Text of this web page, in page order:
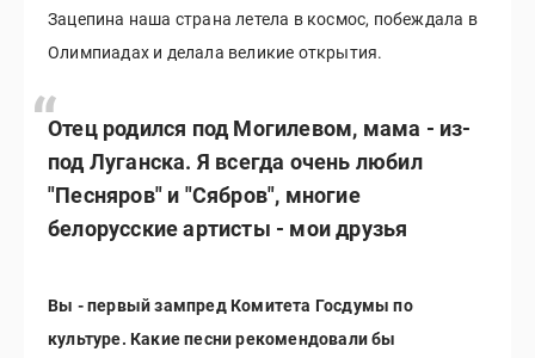
Зацепина наша страна летела в космос, побеждала в
Олимпиадах и делала великие открытия.
Отец родился под Могилевом, мама - из-
под Луганска. Я всегда очень любил
"Песняров" и "Сябров", многие
белорусские артисты - мои друзья
Вы - первый зампред Комитета Госдумы по
культуре. Какие песни рекомендовали бы